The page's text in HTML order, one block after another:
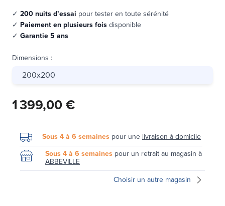
✓ 200 nuits d’essai pour tester en toute sérénité
✓ Paiement en plusieurs foisdisponible
✓ Garantie 5 ans
Dimensions :
200x200
1 399,00 €
Sous 4 à 6 semaines pour une livraison à domicile
Sous 4 à 6 semaines pour un retrait au magasin à
ABBEVILLE
Choisir un autre magasin